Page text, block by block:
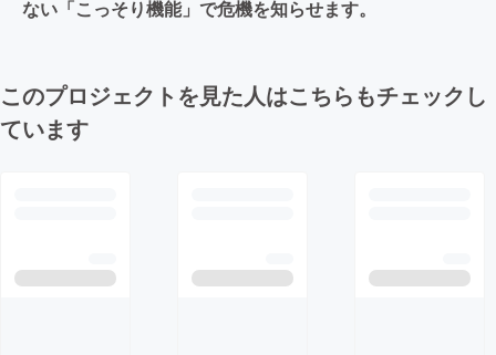
ない「こっそり機能」で危機を知らせます。
このプロジェクトを見た人はこちらもチェックし
ています